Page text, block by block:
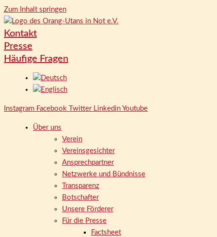
Zum Inhalt springen
Kontakt
Presse
Häufige Fragen
Instagram Facebook Twitter Linkedin Youtube
Über uns
Verein
Vereinsgesichter
Ansprechpartner
Netzwerke und Bündnisse
Transparenz
Botschafter
Unsere Förderer
Für die Presse
Factsheet